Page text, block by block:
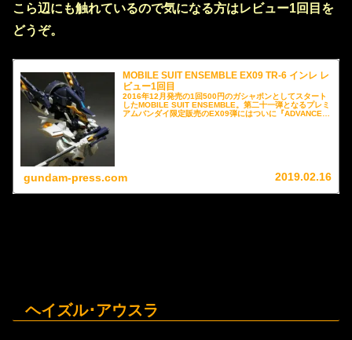
こら辺にも触れているので気になる方はレビュー1回目を
どうぞ。
MOBILE SUIT ENSEMBLE EX09 TR-6 インレ レ
ビュー1回目
2016年12月発売の1回500円のガシャポンとしてスタート
したMOBILE SUIT ENSEMBLE。第二十一弾となるプレミ
アムバンダイ限定販売のEX09弾にはついに『ADVANCE
6｢[ファイバーII]｣(巡航形態/侵攻･殲滅形態)、｢ガンダム
TR-6[インレ]｣(MS形態/巡航形態/射出形態)が再現出来る仕
gundam-press.com 2019.02.16
ヘイズル･アウスラ